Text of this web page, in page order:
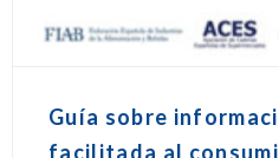
Guía sobre
facilitada al